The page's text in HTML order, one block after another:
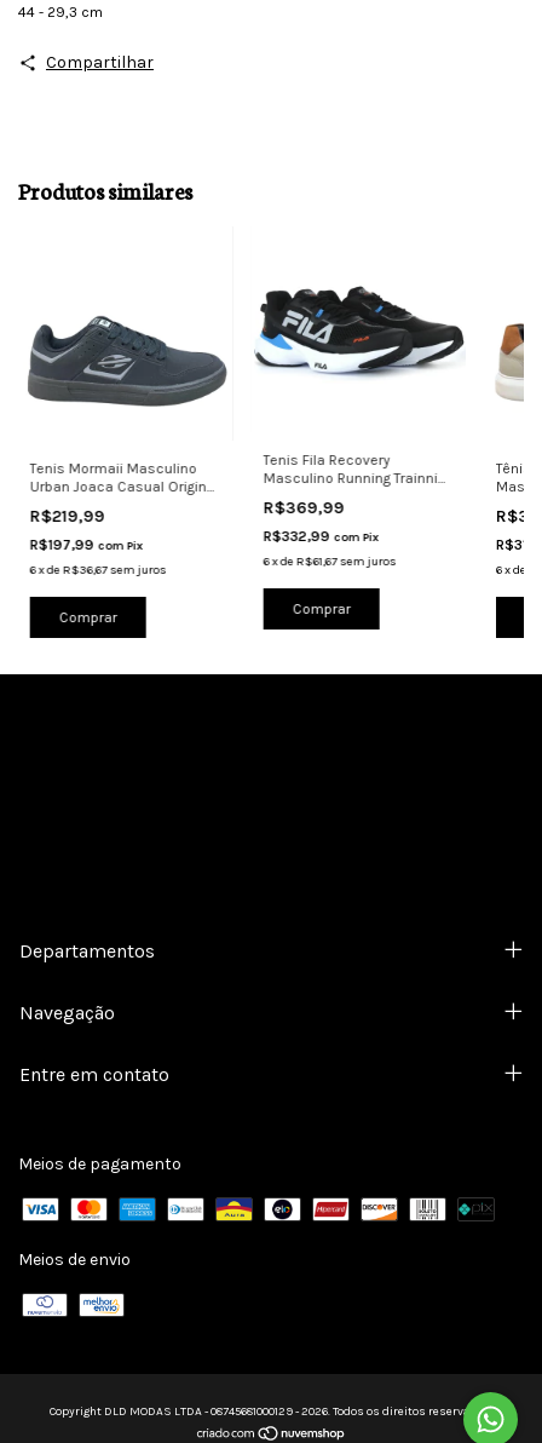
44 - 29,3 cm
Compartilhar
Produtos similares
Tenis Mormaii Masculino
Urban Joaca Casual Original
R$219,99
R$197,99 com Pix
6xdeR$36,67sem juros
Comprar
Tenis Fila Recovery
Masculino Running Trainning
R$369,99
R$332,99 com Pix
6xdeR$61,67 sem juros
Comprar
Tênis
6xde
Departamentos
Navegação
Entre em contato
Meios de pagamento
Meios de envio
Copyright DLD MODAS LTDA - 08745681000129 - 2026. Todos os direitos reservados.